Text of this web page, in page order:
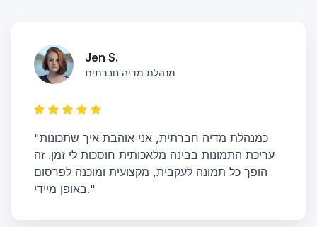
Jen S.
מנהלת מדיה חברתית
"כמנהלת מדיה חברתית, אני אוהבת איך שתכונות
עריכת התמונות בבינה מלאכותית חוסכות לי זמן. זה
הופך כל תמונה לעקבית, מקצועית ומוכנה לפרסום
באופן מיידי."